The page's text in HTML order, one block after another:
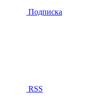
Подписка
RSS